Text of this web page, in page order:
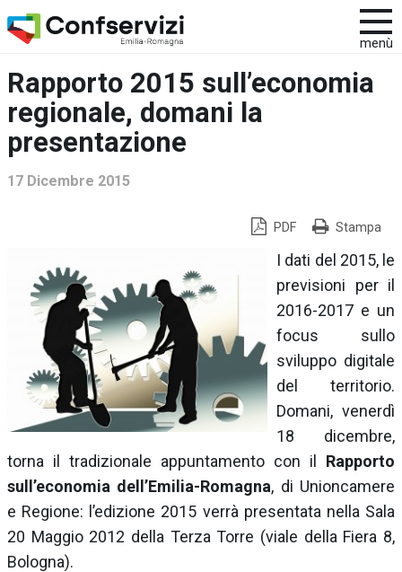
menù
Rapporto 2015 sull’economia
regionale, domani la
presentazione
17 Dicembre 2015
PDF Stampa
I dati del 2015, le
previsioni per il
2016-2017 e un
focus sullo
sviluppo digitale
del territorio.
Domani, venerdì
18 dicembre,
torna il tradizionale appuntamento con il Rapporto
sull’economia dell’Emilia-Romagna, di Unioncamere
e Regione: l’edizione 2015 verrà presentata nella Sala
20 Maggio 2012 della Terza Torre (viale della Fiera 8,
Bologna).